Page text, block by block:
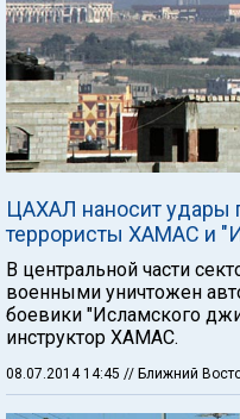
ЦАХАЛ наносит удары
террористы ХАМАС и
В центральной части
военными уничтожен
боевики "Исламского
инструктор ХАМАС.
08.07.2014 14:45 // Ближний